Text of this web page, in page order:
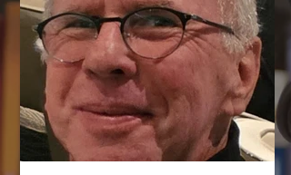
beira do Rio dos Sinos. O crime,
combinado à censura das vítimas e ao
apagamento das provas, deixou uma
lacuna preenchida pelo rancor. O
sentimento reverbera por anos até ser
posto à prova com a execução de um
plano vingativo, movido pela espera de
uma reparação nunca feita.